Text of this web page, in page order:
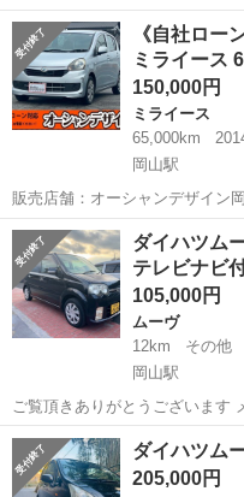
■メーカー：ダイハツ ■ 車種名
修復歴 : なし ■ 年式(年):
岡山 岡山市 岡山駅
《自社ロー
150,000円
ミライース
65,000km
岡山駅
販売店舗：オーシャンデザイン岡山南店 ◇ ◇ ◇ 仕様
■メーカー：ダイハツ ■ 車種名：ミライース
■ 年式(年): 2014年 ■ 走行距...
岡山 岡山市 岡山駅
ダイハツム
テレビナビ付
105,000円
ムーヴ
12km
その他
岡山駅
ご覧頂きありがとうございます メーカー: ダイハツ 車名： ムーブ
グレード：カスタムX 排気量：660cc 車体色: 黒🐦‍⬛ 年式：
月 車検:令和8年3月10日 ボディ
岡山 岡山市 岡山駅
ダイハツム
205,000円